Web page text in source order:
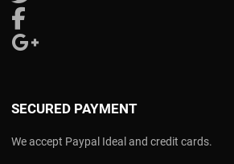
SECURED PAYMENT
We accept Paypal Ideal and credit cards.